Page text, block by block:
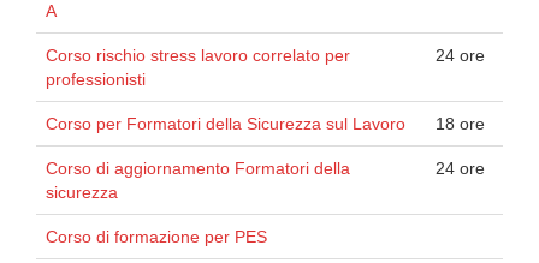
A
Corso rischio stress lavoro correlato per
professionisti
24 ore
Corso per Formatori della Sicurezza sul Lavoro 18 ore
Corso di aggiornamento Formatori della
sicurezza
24 ore
Corso di formazione per PES